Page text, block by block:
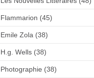
Flammarion (45)
Emile Zola (38)
H.g. Wells (38)
Photographie (38)